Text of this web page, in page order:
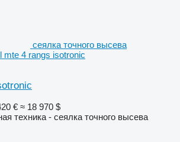
сеялка точного высева
mte 4 rangs isotronic
€ ≈ 18 970 $
техника - сеялка точного высева